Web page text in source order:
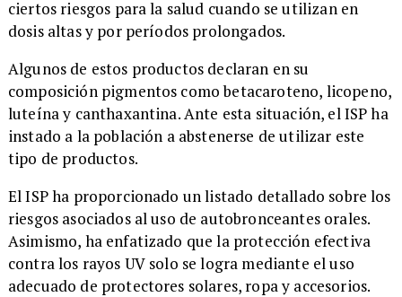
ciertos riesgos para la salud cuando se utilizan en
dosis altas y por períodos prolongados.
Algunos de estos productos declaran en su
composición pigmentos como betacaroteno, licopeno,
luteína y canthaxantina. Ante esta situación, el ISP ha
instado a la población a abstenerse de utilizar este
tipo de productos.
El ISP ha proporcionado un listado detallado sobre los
riesgos asociados al uso de autobronceantes orales.
Asimismo, ha enfatizado que la protección efectiva
contra los rayos UV solo se logra mediante el uso
adecuado de protectores solares, ropa y accesorios.